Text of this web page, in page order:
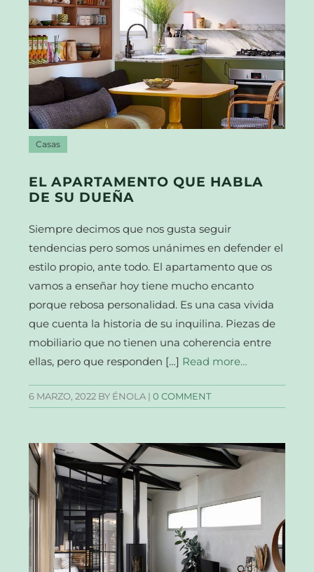
Casas
EL APARTAMENTO QUE HABLA
DE SU DUEÑA
Siempre decimos que nos gusta seguir
tendencias pero somos unánimes en defender el
estilo propio, ante todo. El apartamento que os
vamos a enseñar hoy tiene mucho encanto
porque rebosa personalidad. Es una casa vivida
que cuenta la historia de su inquilina. Piezas de
mobiliario que no tienen una coherencia entre
ellas, pero que responden […] Read more…
6 MARZO, 2022 BY ÉNOLA |0 COMMENT